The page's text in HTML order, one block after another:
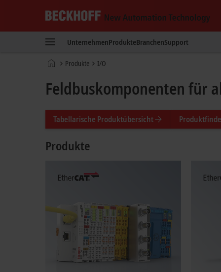
New
Technology
UnternehmenProdukteBranchenSupport
StartseiteProdukte I/O
Feldbuskomponenten für
Tabellarische Produktübersicht
Produkte